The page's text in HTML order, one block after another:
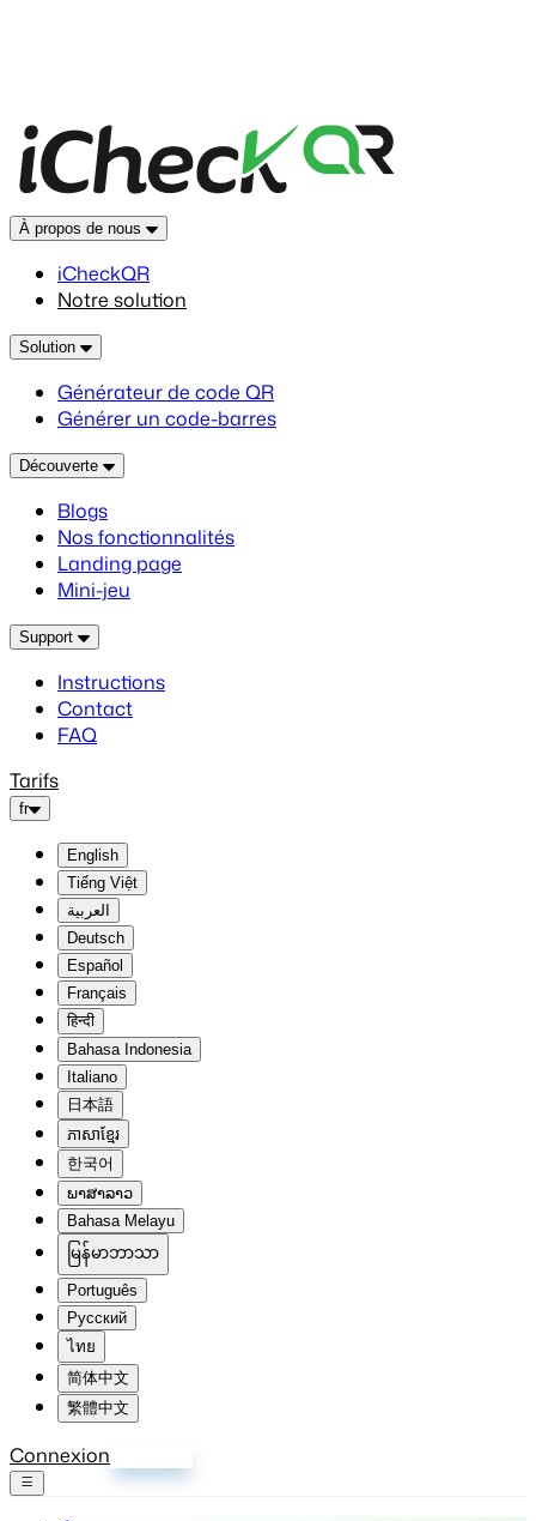
À propos de nous
iCheckQR
Notre solution
Solution
Générateur de code QR
Générer un code-barres
Découverte
Blogs
Nos fonctionnalités
Landing page
Mini-jeu
Support
Instructions
Contact
FAQ
Tarifs
fr
English
Tiếng Việt
العربية
Deutsch
Español
Français
हिन्दी
Bahasa Indonesia
Italiano
日本語
ភាសាខ្មែរ
한국어
ພາສາລາວ
Bahasa Melayu
မြန်မာဘာသာ
Português
Русский
ไทย
简体中文
繁體中文
Connexion